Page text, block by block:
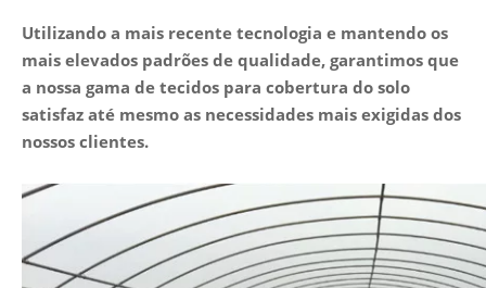
Utilizando a mais recente tecnologia e mantendo os
mais elevados padrões de qualidade, garantimos que
a nossa gama de tecidos para cobertura do solo
satisfaz até mesmo as necessidades mais exigidas dos
nossos clientes.